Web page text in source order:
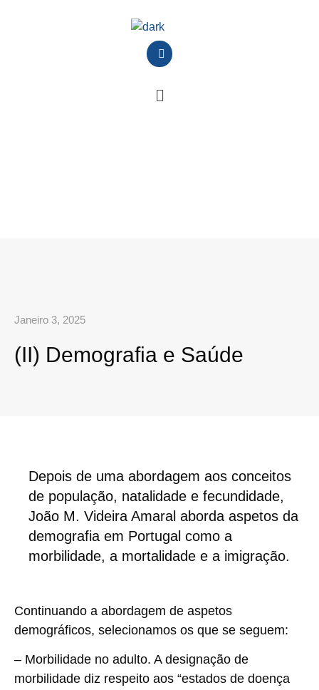
Janeiro 3, 2025
(II) Demografia e Saúde
Depois de uma abordagem aos conceitos
de população, natalidade e fecundidade,
João M. Videira Amaral aborda aspetos da
demografia em Portugal como a
morbilidade, a mortalidade e a imigração.
Continuando a abordagem de aspetos
demográficos, selecionamos os que se seguem:
– Morbilidade no adulto. A designação de
morbilidade diz respeito aos “estados de doença